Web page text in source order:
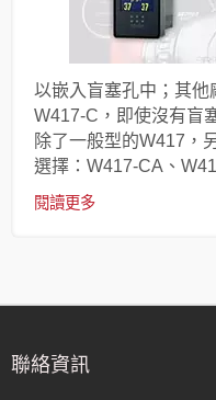
以嵌入盲塞孔中；其他
W417-C，即使沒有盲
除了一般型的W417，
選擇：W417-CA、
閱讀更多
聯絡資訊